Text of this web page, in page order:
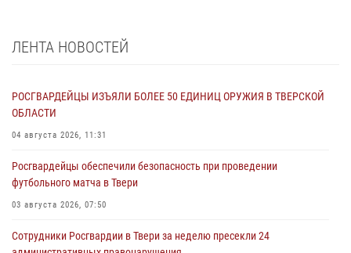
ЛЕНТА НОВОСТЕЙ
РОСГВАРДЕЙЦЫ ИЗЪЯЛИ БОЛЕЕ 50 ЕДИНИЦ ОРУЖИЯ В ТВЕРСКОЙ
ОБЛАСТИ
04 августа 2026, 11:31
Росгвардейцы обеспечили безопасность при проведении
футбольного матча в Твери
03 августа 2026, 07:50
Сотрудники Росгвардии в Твери за неделю пресекли 24